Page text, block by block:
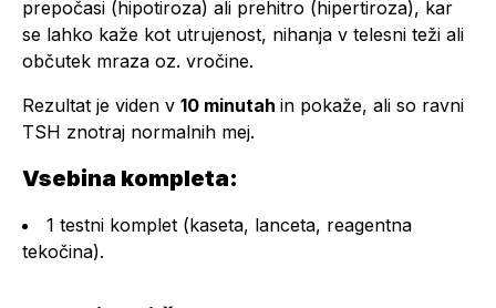
prepočasi (hipotiroza) ali prehitro (hipertiroza), kar
se lahko kaže kot utrujenost, nihanja v telesni teži ali
občutek mraza oz. vročine.
Rezultat je viden v 10 minutah in pokaže, ali so ravni
TSH znotraj normalnih mej.
Vsebina kompleta:
1 testni komplet (kaseta, lanceta, reagentna
tekočina).